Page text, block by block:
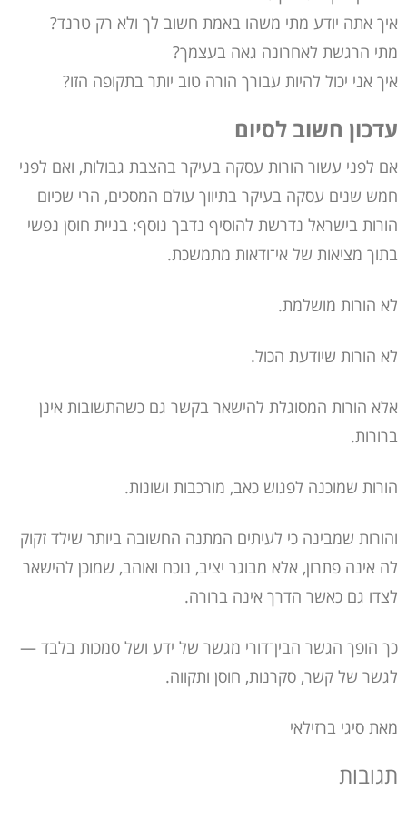
איך אתה יודע מתי משהו באמת חשוב לך ולא רק טרנד?
מתי הרגשת לאחרונה גאה בעצמך?
איך אני יכול להיות עבורך הורה טוב יותר בתקופה הזו?
עדכון חשוב לסיום
אם לפני עשור הורות עסקה בעיקר בהצבת גבולות, ואם לפני
חמש שנים עסקה בעיקר בתיווך עולם המסכים, הרי שכיום
הורות בישראל נדרשת להוסיף נדבך נוסף: בניית חוסן נפשי
בתוך מציאות של אי־ודאות מתמשכת.
לא הורות מושלמת.
לא הורות שיודעת הכול.
אלא הורות המסוגלת להישאר בקשר גם כשהתשובות אינן
ברורות.
הורות שמוכנה לפגוש כאב, מורכבות ושונות.
והורות שמבינה כי לעיתים המתנה החשובה ביותר שילד זקוק
לה אינה פתרון, אלא מבוגר יציב, נוכח ואוהב, שמוכן להישאר
לצדו גם כאשר הדרך אינה ברורה.
כך הופך הגשר הבין־דורי מגשר של ידע ושל סמכות בלבד —
לגשר של קשר, סקרנות, חוסן ותקווה.
מאת סיגי ברזילאי
תגובות